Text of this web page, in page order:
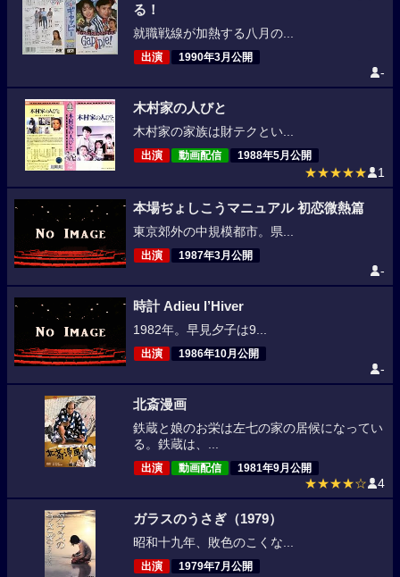
る！
就職戦線が加熱する八月の...
出演 1990年3月公開
-
木村家の人びと
木村家の家族は財テクとい...
出演 動画配信 1988年5月公開
★★★★★ 1
本場ぢょしこうマニュアル 初恋微熱篇
東京郊外の中規模都市。県...
出演 1987年3月公開
-
時計 Adieu l’Hiver
1982年。早見夕子は9...
出演 1986年10月公開
-
北斎漫画
鉄蔵と娘のお栄は左七の家の居候になってい
る。鉄蔵は、...
出演 動画配信 1981年9月公開
★★★★☆ 4
ガラスのうさぎ（1979）
昭和十九年、敗色のこくな...
出演 1979年7月公開